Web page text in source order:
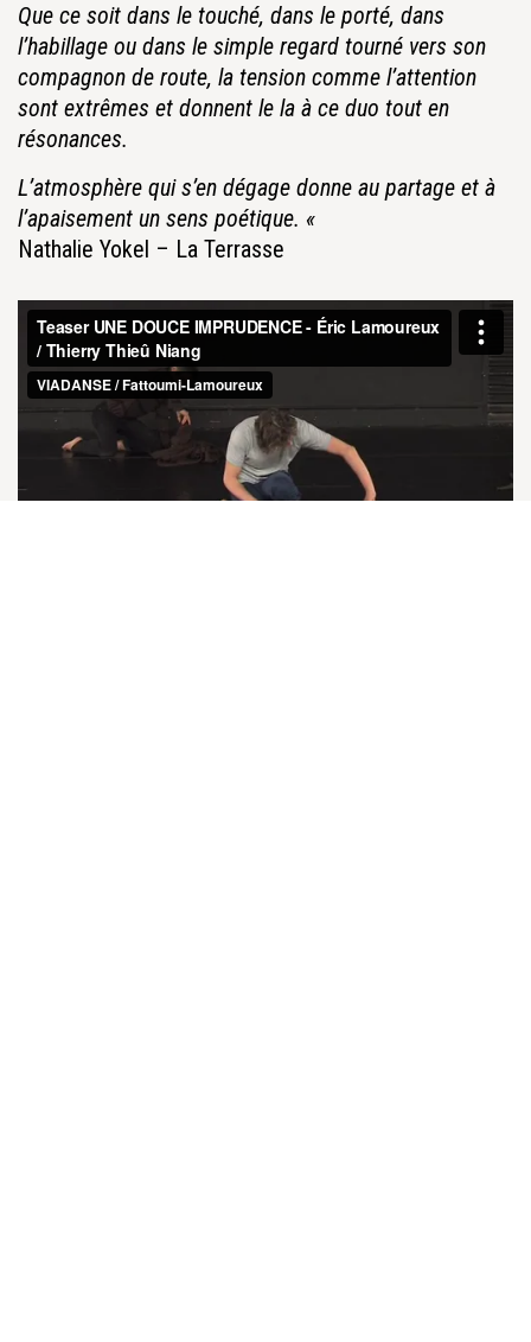
Que ce soit dans le touché, dans le porté, dans
l’habillage ou dans le simple regard tourné vers son
compagnon de route, la tension comme l’attention
sont extrêmes et donnent le la à ce duo tout en
résonances.
L’atmosphère qui s’en dégage donne au partage et à
l’apaisement un sens poétique. «
Nathalie Yokel – La Terrasse